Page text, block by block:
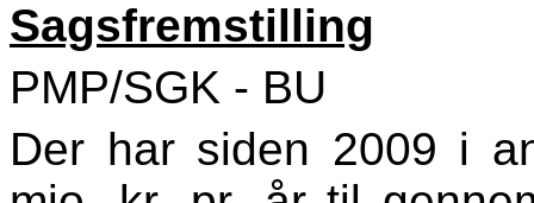
Sagsfremstilling
PMP/SGK - BU
Der har siden 2009 i